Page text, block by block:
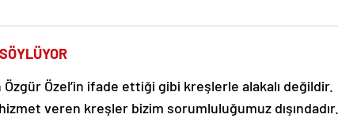
Özel’in ifade ettiği gibi kreşlerle alakalı değildir.
veren kreşler bizim sorumluluğumuz dışındadır.